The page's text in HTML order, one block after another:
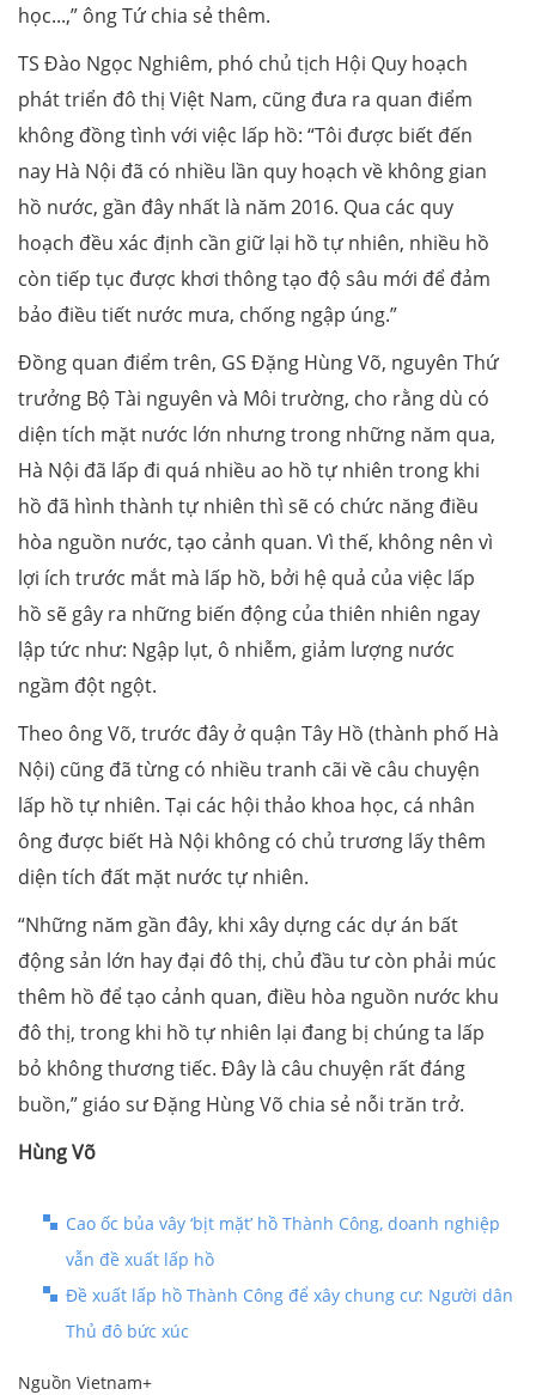
học...,” ông Tứ chia sẻ thêm.
TS Đào Ngọc Nghiêm, phó chủ tịch Hội Quy hoạch
phát triển đô thị Việt Nam, cũng đưa ra quan điểm
không đồng tình với việc lấp hồ: “Tôi được biết đến
nay Hà Nội đã có nhiều lần quy hoạch về không gian
hồ nước, gần đây nhất là năm 2016. Qua các quy
hoạch đều xác định cần giữ lại hồ tự nhiên, nhiều hồ
còn tiếp tục được khơi thông tạo độ sâu mới để đảm
bảo điều tiết nước mưa, chống ngập úng.”
Đồng quan điểm trên, GS Đặng Hùng Võ, nguyên Thứ
trưởng Bộ Tài nguyên và Môi trường, cho rằng dù có
diện tích mặt nước lớn nhưng trong những năm qua,
Hà Nội đã lấp đi quá nhiều ao hồ tự nhiên trong khi
hồ đã hình thành tự nhiên thì sẽ có chức năng điều
hòa nguồn nước, tạo cảnh quan. Vì thế, không nên vì
lợi ích trước mắt mà lấp hồ, bởi hệ quả của việc lấp
hồ sẽ gây ra những biến động của thiên nhiên ngay
lập tức như: Ngập lụt, ô nhiễm, giảm lượng nước
ngầm đột ngột.
Theo ông Võ, trước đây ở quận Tây Hồ (thành phố Hà
Nội) cũng đã từng có nhiều tranh cãi về câu chuyện
lấp hồ tự nhiên. Tại các hội thảo khoa học, cá nhân
ông được biết Hà Nội không có chủ trương lấy thêm
diện tích đất mặt nước tự nhiên.
“Những năm gần đây, khi xây dựng các dự án bất
động sản lớn hay đại đô thị, chủ đầu tư còn phải múc
thêm hồ để tạo cảnh quan, điều hòa nguồn nước khu
đô thị, trong khi hồ tự nhiên lại đang bị chúng ta lấp
bỏ không thương tiếc. Đây là câu chuyện rất đáng
buồn,” giáo sư Đặng Hùng Võ chia sẻ nỗi trăn trở.
Hùng Võ
Cao ốc bủa vây ‘bịt mặt’ hồ Thành Công, doanh nghiệp
vẫn đề xuất lấp hồ
Đề xuất lấp hồ Thành Công để xây chung cư: Người dân
Thủ đô bức xúc
Nguồn Vietnam+